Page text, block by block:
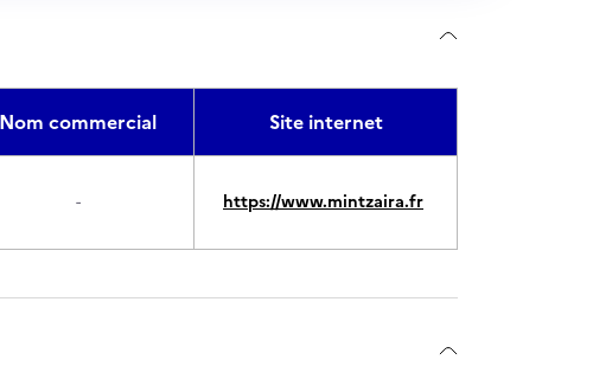
Nom commercial Site internet
- https://www.mintzaira.fr